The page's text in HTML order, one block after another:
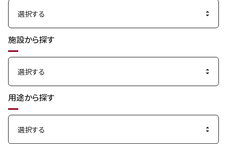
施設から探す
用途から探す